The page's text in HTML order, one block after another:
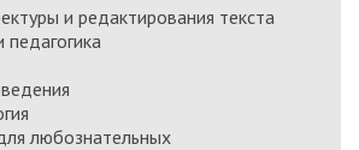
и редактирования текста
педагогика
любознательных